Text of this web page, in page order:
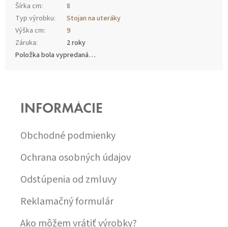
Šírka cm:
8
Typ výrobku:
Stojan na uteráky
Výška cm:
9
Záruka:
2 roky
Položka bola vypredaná…
INFORMÁCIE
Obchodné podmienky
Ochrana osobných údajov
Odstúpenia od zmluvy
Reklamačný formulár
Ako môžem vrátiť výrobky?